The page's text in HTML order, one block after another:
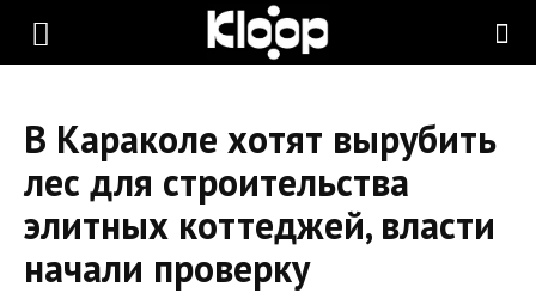
KLOOP.KG
Новости
В Караколе хотят вырубить
лес для строительства
элитных коттеджей, власти
начали проверку